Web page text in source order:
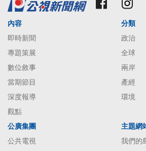
內容
即時新聞
專題策展
數位敘事
當期節目
深度報導
觀點
分類
政治
全球
兩岸
產經
環境
公廣集團
公共電視
主題網
我們的